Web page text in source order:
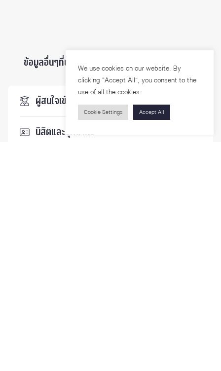
ข้อมูลอื่นๆที่น่าสนใจ ...
ผู้สนใจเข้าศึกษา
นิสิตและบุคลากร
We use cookies on our website. By
clicking “Accept All”, you consent to the
use of all the cookies.
Cookie Settings Accept All